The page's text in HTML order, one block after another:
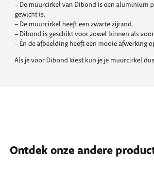
– De muurcirkel van Dibond is een aluminium
gewicht is.
– De muurcirkel heeft een zwarte zijrand.
– Dibond is geschikt voor zowel binnen als
– Én de afbeelding heeft een mooie afwerking
Als je voor Dibond kiest kun je je muurcirkel
Ontdek onze andere